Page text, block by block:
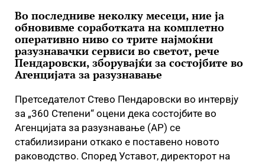
Во последниве неколку месеци, ние ја
обновивме соработката на комплетно
оперативно ниво со трите најмоќни
разузнавачки сервиси во светот, рече
Пендаровски, зборувајќи за состојбите во
Агенцијата за разузнавање
Претседателот Стево Пендаровски во интервју
за „360 Степени“ оцени дека состојбите во
Агенцијата за разузнавање (АР) се
стабилизирани откако е поставено новото
раководство. Според Уставот, директорот на